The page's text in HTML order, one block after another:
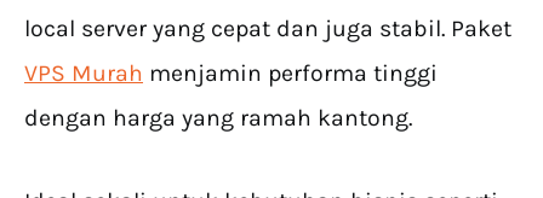
local server yang cepat dan juga stabil. Paket
VPS Murah menjamin performa tinggi
dengan harga yang ramah kantong.